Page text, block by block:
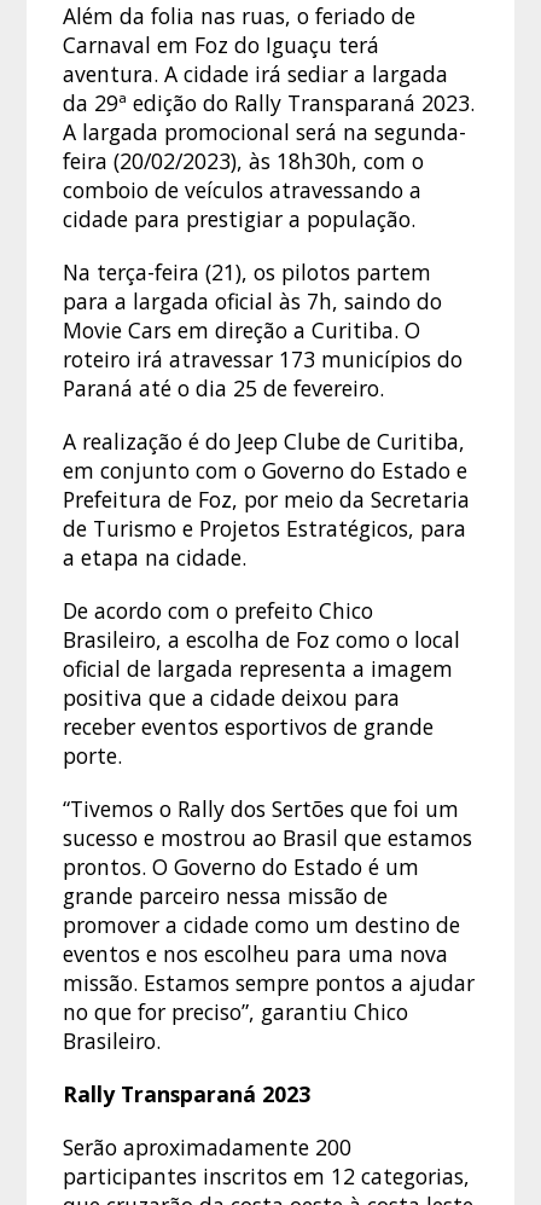
Além da folia nas ruas, o feriado de
Carnaval em Foz do Iguaçu terá
aventura. A cidade irá sediar a largada
da 29ª edição do Rally Transparaná 2023.
A largada promocional será na segunda-
feira (20/02/2023), às 18h30h, com o
comboio de veículos atravessando a
cidade para prestigiar a população.
Na terça-feira (21), os pilotos partem
para a largada oficial às 7h, saindo do
Movie Cars em direção a Curitiba. O
roteiro irá atravessar 173 municípios do
Paraná até o dia 25 de fevereiro.
A realização é do Jeep Clube de Curitiba,
em conjunto com o Governo do Estado e
Prefeitura de Foz, por meio da Secretaria
de Turismo e Projetos Estratégicos, para
a etapa na cidade.
De acordo com o prefeito Chico
Brasileiro, a escolha de Foz como o local
oficial de largada representa a imagem
positiva que a cidade deixou para
receber eventos esportivos de grande
porte.
“Tivemos o Rally dos Sertões que foi um
sucesso e mostrou ao Brasil que estamos
prontos. O Governo do Estado é um
grande parceiro nessa missão de
promover a cidade como um destino de
eventos e nos escolheu para uma nova
missão. Estamos sempre pontos a ajudar
no que for preciso”, garantiu Chico
Brasileiro.
Rally Transparaná 2023
Serão aproximadamente 200
participantes inscritos em 12 categorias,